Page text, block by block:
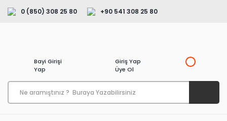
0 (850) 308 25 80 +90 541 308 25 80
Bayi Girişi
Yap
Giriş Yap
Üye Ol